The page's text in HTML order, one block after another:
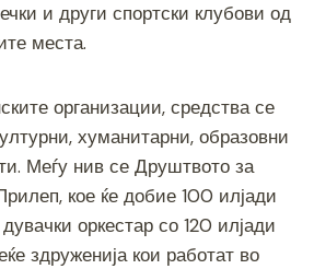
и други спортски клубови од
места.
организации, средства се
хуманитарни, образовни
Меѓу нив се Друштвото за
кое ќе добие 100 илјади
оркестар со 120 илјади
здруженија кои работат во